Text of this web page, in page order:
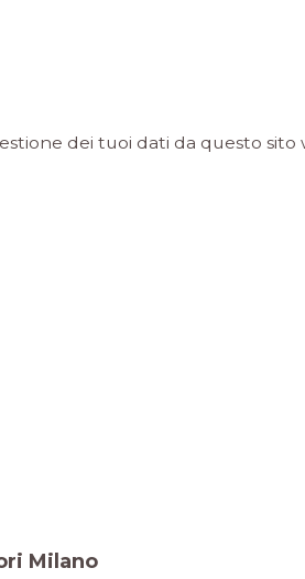
dei tuoi dati da questo sito
Milano